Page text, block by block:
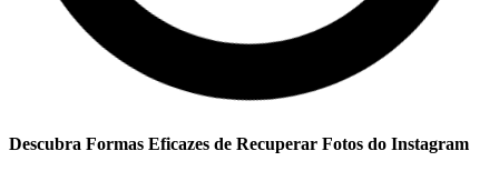
Descubra⁤ Formas Eficazes de ‌Recuperar ⁣Fotos do Instagram